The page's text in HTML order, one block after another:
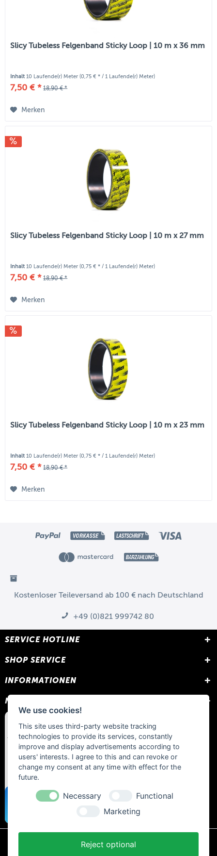
Slicy Tubeless Felgenband Sticky Loop | 10 m x 36 mm
Inhalt10 Laufende(r) Meter(0,75 € * / 1 Laufende(r) Meter)
7,50 € * 18,90 € *
Merken
Slicy Tubeless Felgenband Sticky Loop | 10 m x 27 mm
Inhalt10 Laufende(r) Meter(0,75 € * / 1 Laufende(r) Meter)
7,50 € * 18,90 € *
Merken
Slicy Tubeless Felgenband Sticky Loop | 10 m x 23 mm
Inhalt10 Laufende(r) Meter(0,75 € * / 1 Laufende(r) Meter)
7,50 € * 18,90 € *
Merken
Kostenloser Teileversand ab 100 € nach Deutschland
+49 (0)821 999742 80
SERVICE HOTLINE
SHOP SERVICE
INFORMATIONEN
NEWSLETTER
* Alle Preise inkl. gesetzl. Mehrwertsteuer zzgl.
We use cookies!
This site uses third-party website tracking
technologies to provide its services, constantly
improve and display advertisements according to
users' interests. I agree to this and can revoke or
change my consent at any time with effect for the
future.
Necessary
Functional
Marketing
Reject optional